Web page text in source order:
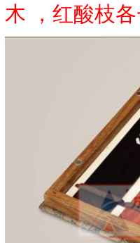
木
，红酸枝